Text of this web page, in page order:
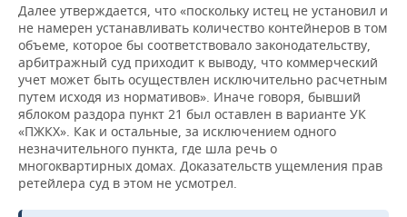
Далее утверждается, что «поскольку истец не установил и
не намерен устанавливать количество контейнеров в том
объеме, которое бы соответствовало законодательству,
арбитражный суд приходит к выводу, что коммерческий
учет может быть осуществлен исключительно расчетным
путем исходя из нормативов». Иначе говоря, бывший
яблоком раздора пункт 21 был оставлен в варианте УК
«ПЖКХ». Как и остальные, за исключением одного
незначительного пункта, где шла речь о
многоквартирных домах. Доказательств ущемления прав
ретейлера суд в этом не усмотрел.